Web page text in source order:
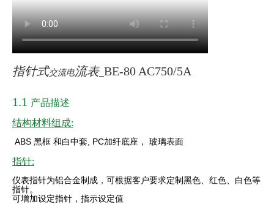
指针式交流电流表 BE-80 AC750/5A
1.1 产品描述
结构材料组成:
ABS 黑框 和白中套 , PC加纤底座， 玻璃表面
指针:
仪表指针为铝合金制成，可根据客户要求定制黑色、红色、白色等
指针。
可增加设定指针，指示设定值